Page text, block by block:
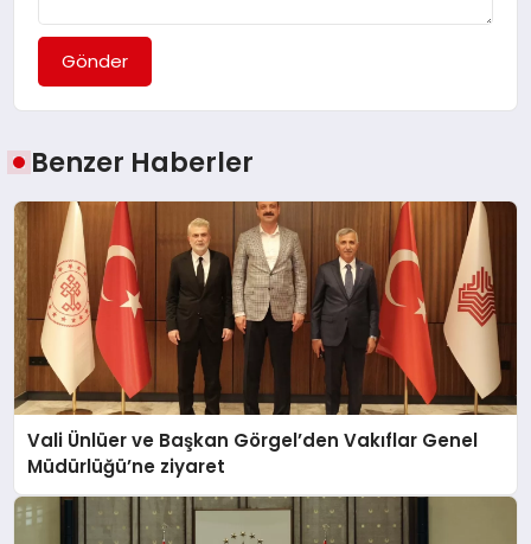
Gönder
Benzer Haberler
Vali Ünlüer ve Başkan Görgel’den Vakıflar Genel
Müdürlüğü’ne ziyaret